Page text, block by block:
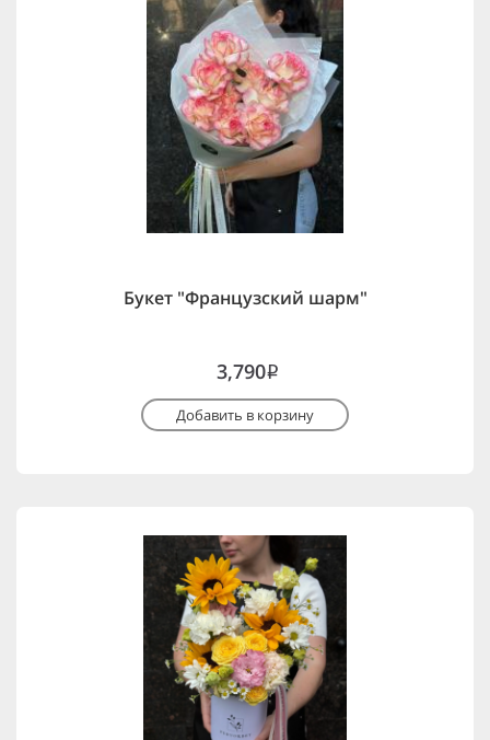
Букет "Французский шарм"
3,790i
Добавить в корзину